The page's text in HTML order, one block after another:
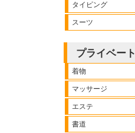
タイピング
スーツ
プライベート
着物
マッサージ
エステ
書道